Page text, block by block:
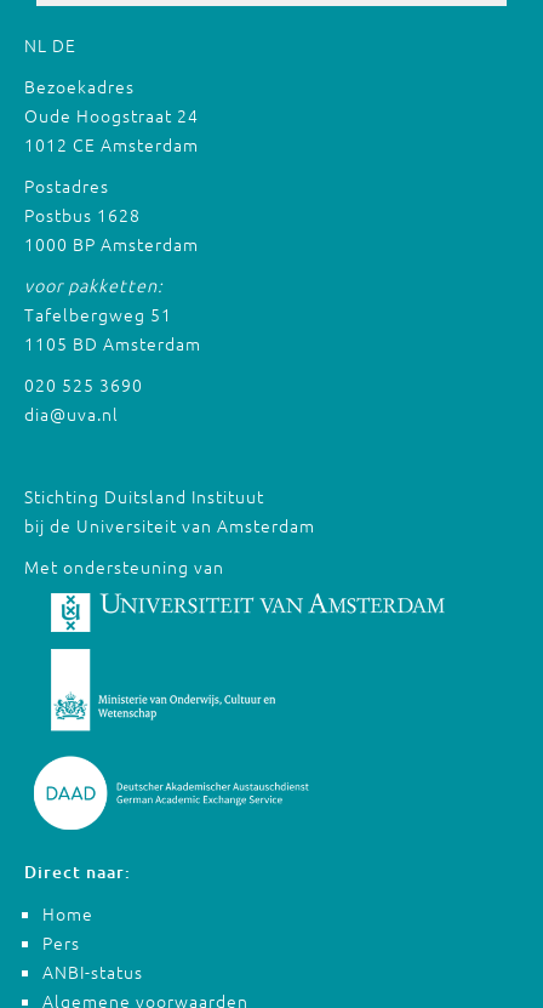
NL DE
Bezoekadres
Oude Hoogstraat 24
1012 CE Amsterdam
Postadres
Postbus 1628
1000 BP Amsterdam
voor pakketten:
Tafelbergweg 51
1105 BD Amsterdam
020 525 3690
dia@uva.nl
Stichting Duitsland Instituut
bij de Universiteit van Amsterdam
Met ondersteuning van
Direct naar:
Home
Pers
ANBI-status
Algemene voorwaarden